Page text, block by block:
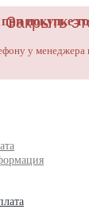
покупке
у
Закрыть